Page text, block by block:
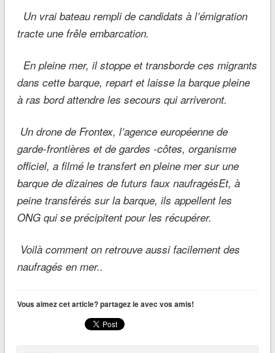
Un vrai bateau rempli de candidats à l’émigration
tracte une frêle embarcation.
En pleine mer, il stoppe et transborde ces migrants
dans cette barque, repart et laisse la barque pleine
à ras bord attendre les secours qui arriveront.
Un drone de Frontex, l’agence européenne de
garde-frontières et de gardes -côtes, organisme
officiel, a filmé le transfert en pleine mer sur une
barque de dizaines de futurs faux naufragésEt, à
peine transférés sur la barque, ils appellent les
ONG qui se précipitent pour les récupérer.
Voilà comment on retrouve aussi facilement des
naufragés en mer..
Vous aimez cet article? partagez le avec vos amis!